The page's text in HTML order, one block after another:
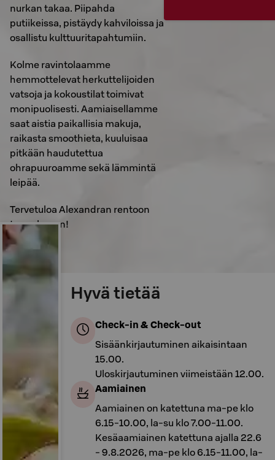
nurkan takaa. Piipahda
putiikeissa, pistäydy kahviloissa ja
osallistu kulttuuritapahtumiin.
Kolme ravintolaamme
hemmottelevat herkuttelijoiden
vatsoja ja kokoustilat toimivat
monipuolisesti. Aamiaisellamme
saat aistia paikallisia makuja,
raikasta smoothieta, kuuluisaa
pitkään haudutettua
ohrapuuroamme sekä lämmintä
leipää.
Tervetuloa Alexandran rentoon
tunnelmaan!
Hyvä tietää
Check-in & Check-out
Sisäänkirjautuminen aikaisintaan
15.00.
Uloskirjautuminen viimeistään 12.00.
Aamiainen
Aamiainen on katettuna ma-pe klo
6.15-10.00, la-su klo 7.00-11.00.
Kesäaamiainen katettuna ajalla 22.6
- 9.8.2026, ma-pe klo 6.15-11.00, la-